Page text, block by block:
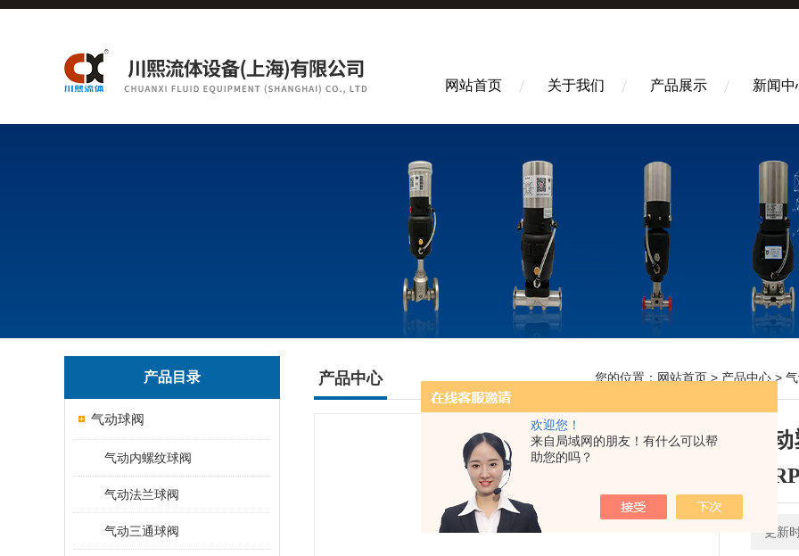
欢迎您！
来自局域网的朋友！有什么可以帮
助您的吗？
网站首页 关于我们 产品展示 新闻中
产品目录
气动球阀
气动内螺纹球阀
气动法兰球阀
气动三通球阀
产品中心 您的位置： 网站首页 > 产品中心 >
气
（
更新